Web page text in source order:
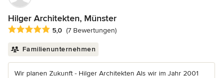
Hilger Architekten, Münster
Durchschnittliche Bewertung: 5 von 5 Sternen
5,0 (7 Bewertungen)
Familienunternehmen
Wir planen Zukunft - Hilger Architekten Als wir im Jahr 2001